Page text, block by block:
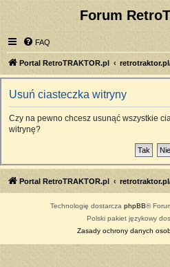
Forum
FAQ
Portal RetroTRAKTOR.pl
Usuń ciasteczka witryny
Czy na pewno chcesz usunąć wszystkie
witrynę?
Portal RetroTRAKTOR.pl
Technologię dostarcza phpBB®
Polski pakiet językowy
Zasady ochrony danych